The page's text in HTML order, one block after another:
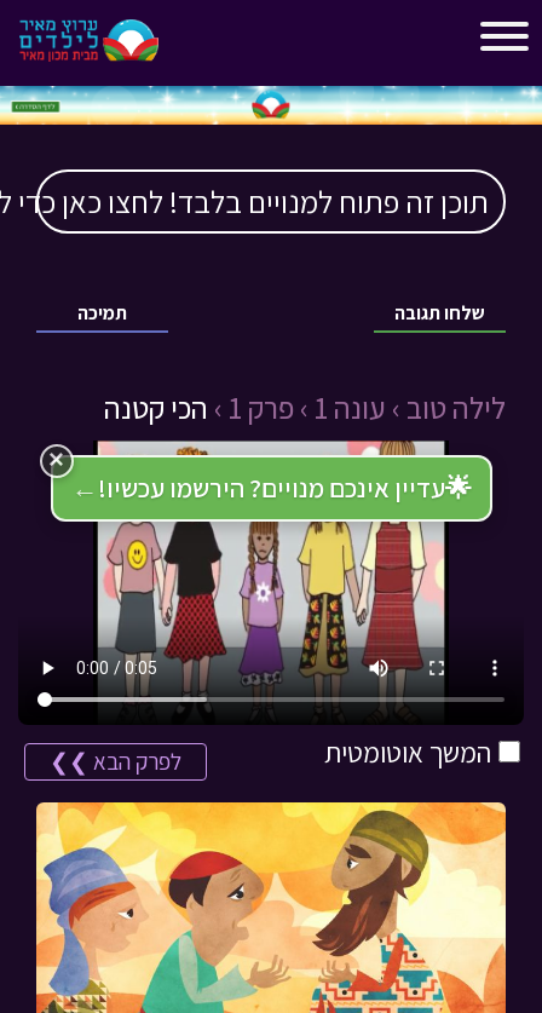
תוכן זה פתוח למנויים בלבד! לחצו כאן כדי
תמיכה שלחו תגובה
לילה טוב › עונה 1 › פרק 1 › הכי קטנה
🌟עדיין אינכם מנויים? הירשמו עכשיו! ←
×
המשך אוטומטית לפרק הבא ❯❯